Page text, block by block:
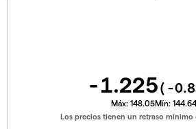
-1.225( -
Máx: 148.05Mín: 144.64
Los precios tienen un retraso mínimo